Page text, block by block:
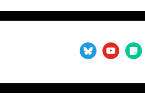
blueskyyoutubesticky-
note